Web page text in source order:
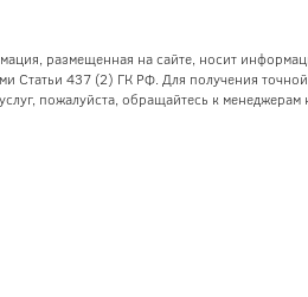
размещенная на сайте, носит
Статьи 437 (2) ГК РФ. Для получения
услуг, пожалуйста, обращайтесь к